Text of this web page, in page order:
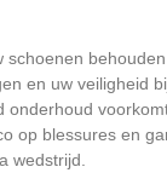
schoenen
en uw veiligheid
onderhoud
op blessures en
wedstrijd.